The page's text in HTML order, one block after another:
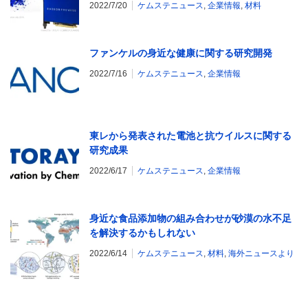
2022/7/20 ケムステニュース, 企業情報, 材料
ファンケルの身近な健康に関する研究開発
2022/7/16 ケムステニュース, 企業情報
東レから発表された電池と抗ウイルスに関する
研究成果
2022/6/17 ケムステニュース, 企業情報
身近な食品添加物の組み合わせが砂漠の水不足
を解決するかもしれない
2022/6/14 ケムステニュース, 材料, 海外ニュースより